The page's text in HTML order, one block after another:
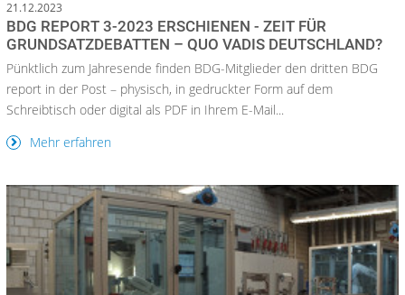
21.12.2023
BDG REPORT 3-2023 ERSCHIENEN - ZEIT FÜR
GRUNDSATZDEBATTEN – QUO VADIS DEUTSCHLAND?
Pünktlich zum Jahresende finden BDG-Mitglieder den dritten BDG
report in der Post – physisch, in gedruckter Form auf dem
Schreibtisch oder digital als PDF in Ihrem E-Mail...
Mehr erfahren